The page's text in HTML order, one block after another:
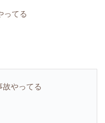
ってる
故やってる